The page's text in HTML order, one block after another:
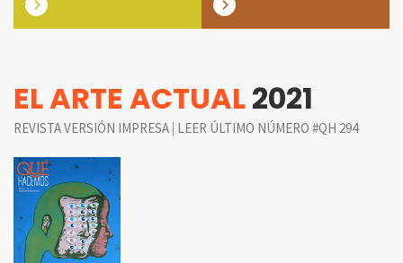
EL ARTE ACTUAL2021
REVISTA VERSIÓN IMPRESA | LEER ÚLTIMO NÚMERO #QH 294